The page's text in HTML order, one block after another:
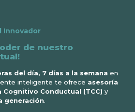
Innovador
de nuestro
del día, 7 días a la semana en
inteligente te ofrece asesoría
Cognitivo Conductual (TCC) y
generación.